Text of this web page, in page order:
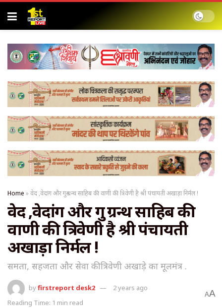
Home »वेद ,वेदांग और गुरु ग्रन्थ साहिब की वाणी की त्रिवेणी है श्री पंचायती अखाड़ा निर्मल !
वेद ,वेदांग और गुरु ग्रन्थ साहिब की
वाणी की त्रिवेणी है श्री पंचायती
अखाड़ा निर्मल !
समता, सहजता और सेवा की त्रिवेणी अखाड़े का मूलमंत्र .
byfirstreport desk2
2 years ago
Reading Time: 1 min read
AA